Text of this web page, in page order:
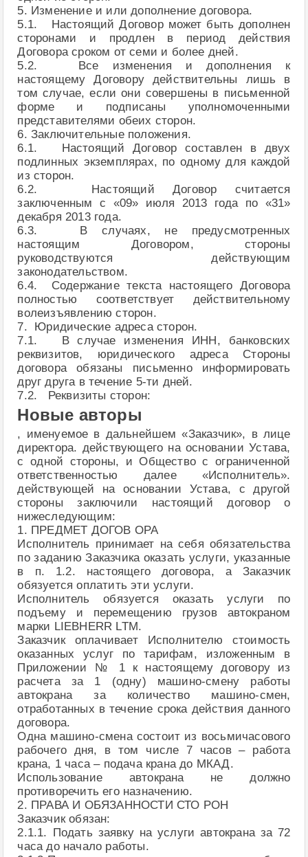
5. Изменение и или дополнение договора.
5.1. Настоящий Договор может быть дополнен
сторонами и продлен в период действия
Договора сроком от семи и более дней.
5.2. Все изменения и дополнения к
настоящему Договору действительны лишь в
том случае, если они совершены в письменной
форме и подписаны уполномоченными
представителями обеих сторон.
6. Заключительные положения.
6.1. Настоящий Договор составлен в двух
подлинных экземплярах, по одному для каждой
из сторон.
6.2. Настоящий Договор считается
заключенным с «09» июля 2013 года по «31»
декабря 2013 года.
6.3. В случаях, не предусмотренных
настоящим Договором, стороны
руководствуются действующим
законодательством.
6.4. Содержание текста настоящего Договора
полностью соответствует действительному
волеизъявлению сторон.
7. Юридические адреса сторон.
7.1. В случае изменения ИНН, банковских
реквизитов, юридического адреса Стороны
договора обязаны письменно информировать
друг друга в течение 5-ти дней.
7.2. Реквизиты сторон:
Новые авторы
, именуемое в дальнейшем «Заказчик», в лице
директора. действующего на основании Устава,
с одной стороны, и Общество с ограниченной
ответственностью далее «Исполнитель».
действующей на основании Устава, с другой
стороны заключили настоящий договор о
нижеследующим:
1. ПРЕДМЕТ ДОГОВ ОРА
Исполнитель принимает на себя обязательства
по заданию Заказчика оказать услуги, указанные
в п. 1.2. настоящего договора, а Заказчик
обязуется оплатить эти услуги.
Исполнитель обязуется оказать услуги по
подъему и перемещению грузов автокраном
марки LIEBHERR LTM.
Заказчик оплачивает Исполнителю стоимость
оказанных услуг по тарифам, изложенным в
Приложении № 1 к настоящему договору из
расчета за 1 (одну) машино-смену работы
автокрана за количество машино-смен,
отработанных в течение срока действия данного
договора.
Одна машино-смена состоит из восьмичасового
рабочего дня, в том числе 7 часов – работа
крана, 1 часа – подача крана до МКАД.
Использование автокрана не должно
противоречить его назначению.
2. ПРАВА И ОБЯЗАННОСТИ СТО РОН
Заказчик обязан:
2.1.1. Подать заявку на услуги автокрана за 72
часа до начало работы.